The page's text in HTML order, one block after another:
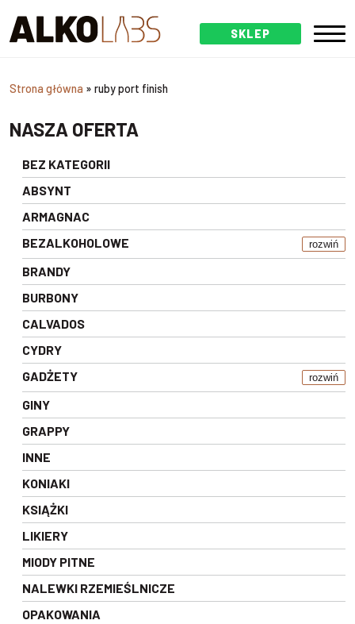
SKLEP
Strona główna » ruby port finish
NASZA OFERTA
BEZ KATEGORII
ABSYNT
ARMAGNAC
BEZALKOHOLOWE
rozwiń
BRANDY
BURBONY
CALVADOS
CYDRY
GADŻETY
rozwiń
GINY
GRAPPY
INNE
KONIAKI
KSIĄŻKI
LIKIERY
MIODY PITNE
NALEWKI RZEMIEŚLNICZE
OPAKOWANIA